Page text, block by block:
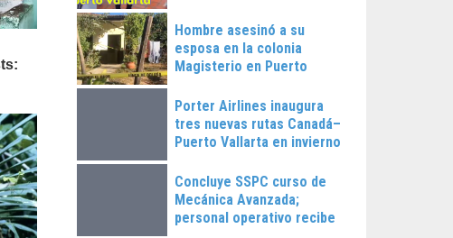
Hombre asesinó a su
esposa en la colonia
Magisterio en Puerto
Porter Airlines inaugura
tres nuevas rutas Canadá–
Puerto Vallarta en invierno
Concluye SSPC curso de
Mecánica Avanzada;
personal operativo recibe